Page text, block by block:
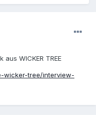
WICKER TREE
wicker-tree/interview-